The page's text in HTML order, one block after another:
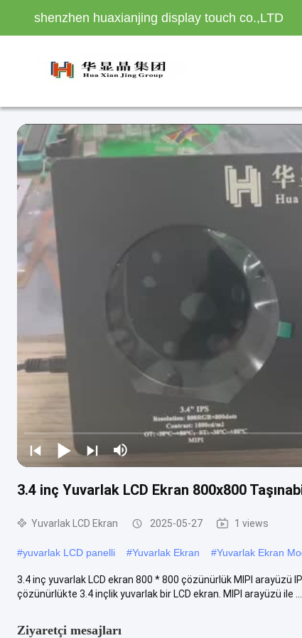
shenzhen huaxianjing display touch co.,LTD
3.4 inç Yuvarlak LCD Ekran 800x800
Yuvarlak LCD Ekran 2025-05-27 1 views
#yuvarlak LCD panelli #Yuvarlak Ekran #Yuvarlak Ekran
3.4 inç yuvarlak LCD ekran 800 * 800 çözünürlük MIPI arayüzü
çözünürlükte 3.4 inçlik yuvarlak bir LCD ekran. MIPI arayüzü ile ...
Ziyaretçi mesajları